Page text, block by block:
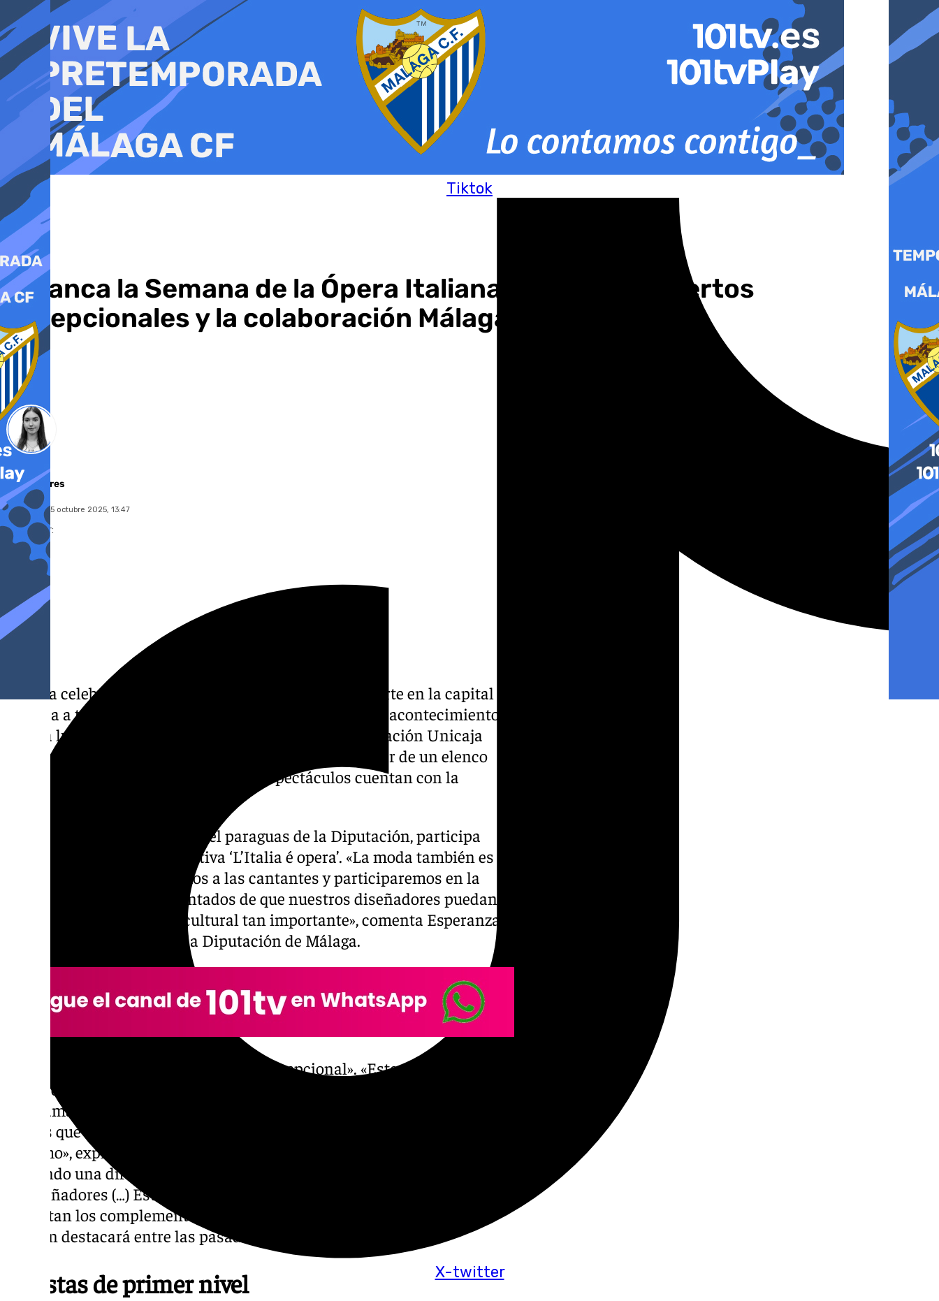
al
contenido
Tiktok
X-twitter
Arranca la Semana de la Ópera Italiana con dos conciertos
excepcionales y la colaboración Málaga de Moda
Laura Flores
miércoles, 15 octubre 2025, 13:47
Compartir:
Málaga celebra el Día Mundial de la Ópera y se convierte en la capital de
la lírica a través de dos conciertos excepcionales. Este acontecimiento
tendrá lugar los días 17 y 18 de octubre en la Sala Fundación Unicaja
María Cristina. Todavía quedan entradas para disfrutar de un elenco
internacional «de primer nivel». Los espectáculos cuentan con la
Málaga de Moda, marca bajo el paraguas de la Diputación, participa
activamente con esta iniciativa ‘L’Italia é opera’. «La moda también es
cultura. Nosotros vestiremos a las cantantes y participaremos en la
exposición. Estamos encantados de que nuestros diseñadores puedan
participar en este evento cultural tan importante», comenta Esperanza
González, responsable de la Diputación de Málaga.
Además, esta edición será «inédita y excepcional». «Este año hemos
querido ampliar el proyecto invitando a más compositores». «Es un
programa excepcional porque reúne en un mismo escenario los dos
estilos que marcaron la historia de la ópera italiana: el Bel Canto y el
Verismo», explica Carlos Rueda, productor de L’Italia é Opera. «Estamos
haciendo una difusión de la lírica y contaremos con una exposición con
11 diseñadores (…) Estamos en una época de cambio, donde también
importan los complementos», afirma Rueda quien asegura que esta
edición destacará entre las pasadas.
Artistas de primer nivel